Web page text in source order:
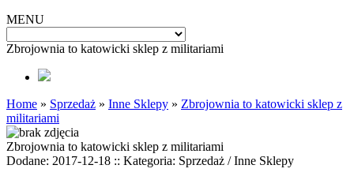
MENU
Zbrojownia to katowicki sklep z militariami
Home » Sprzedaż » Inne Sklepy » Zbrojownia to katowicki sklep z
militariami
Zbrojownia to katowicki sklep z militariami
Dodane: 2017-12-18 :: Kategoria: Sprzedaż / Inne Sklepy